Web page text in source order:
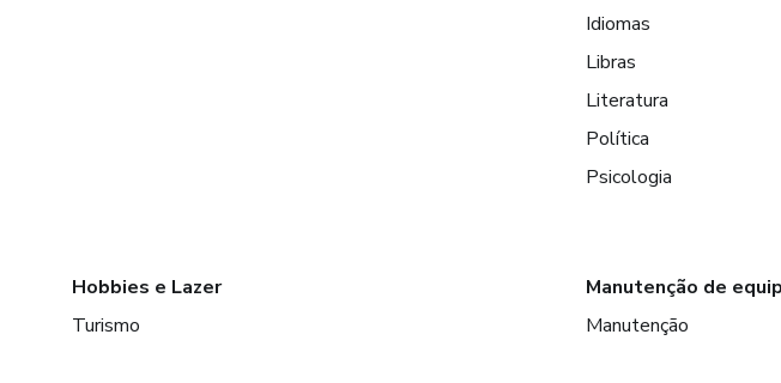
Idiomas
Libras
Literatura
Política
Psicologia
Hobbies e Lazer
Turismo
Manutenção de
Manutenção